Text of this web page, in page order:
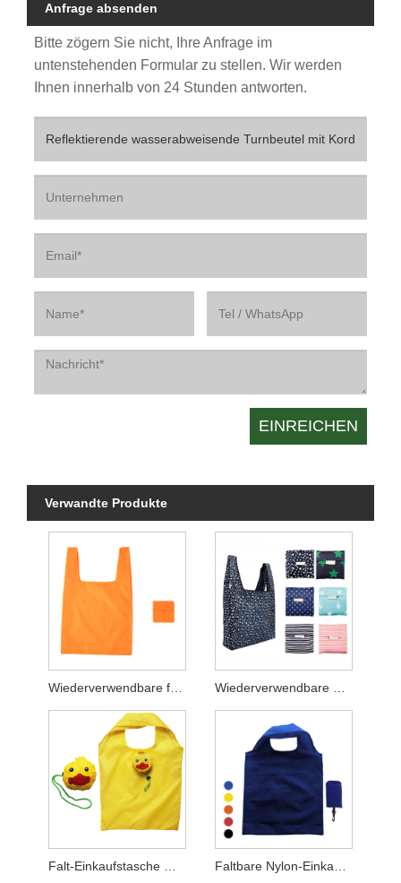
Anfrage absenden
Bitte zögern Sie nicht, Ihre Anfrage im
untenstehenden Formular zu stellen. Wir werden
Ihnen innerhalb von 24 Stunden antworten.
Verwandte Produkte
Wiederverwendbare faltbare Einkaufstüten aus Polyester Wiederverwendbare Einkaufstüte mit faltbarem Beutel